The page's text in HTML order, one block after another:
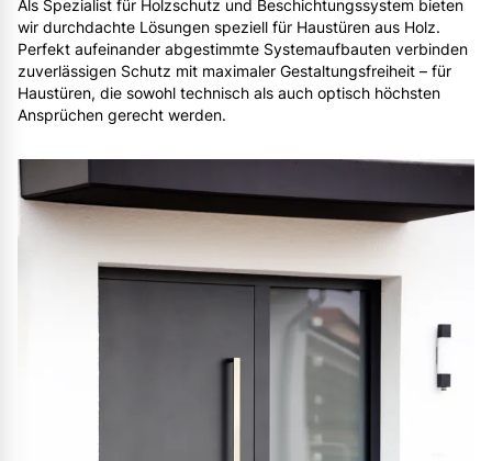
Als Spezialist für Holzschutz und Beschichtungssystem bieten
wir durchdachte Lösungen speziell für Haustüren aus Holz.
Perfekt aufeinander abgestimmte Systemaufbauten verbinden
zuverlässigen Schutz mit maximaler Gestaltungsfreiheit – für
Haustüren, die sowohl technisch als auch optisch höchsten
Ansprüchen gerecht werden.